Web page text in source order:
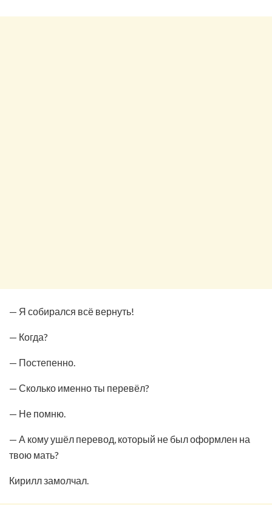
— Я собирался всё вернуть!
— Когда?
— Постепенно.
— Сколько именно ты перевёл?
— Не помню.
— А кому ушёл перевод, который не был оформлен на
твою мать?
Кирилл замолчал.